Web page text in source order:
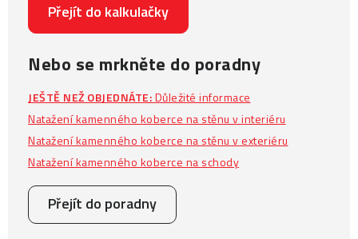
Přejít do kalkulačky
Nebo se mrkněte do poradny
JEŠTĚ NEŽ OBJEDNÁTE:Důležité informace
Natažení kamenného koberce na stěnu v interiéru
Natažení kamenného koberce na stěnu v exteriéru
Natažení kamenného koberce na schody
Přejít do poradny